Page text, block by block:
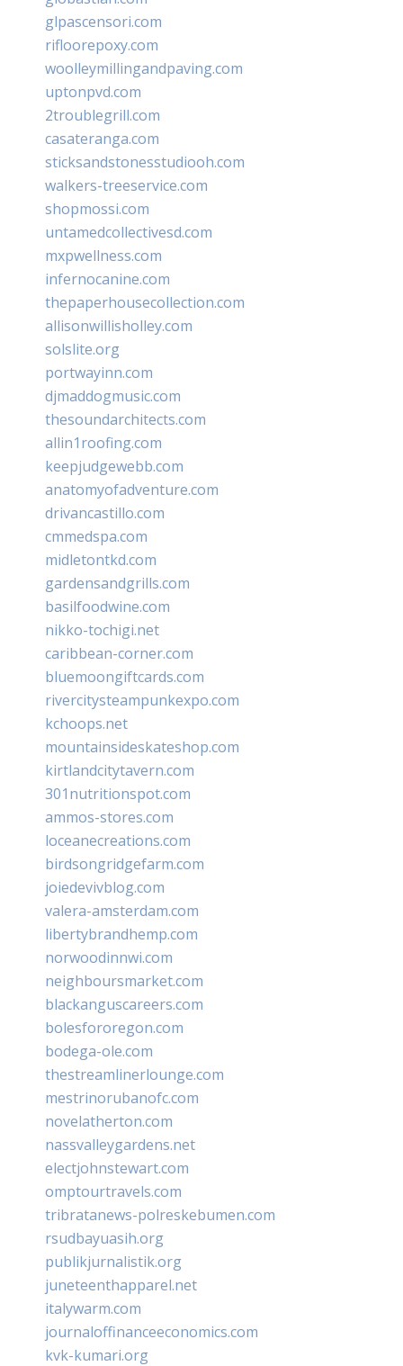
glpascensori.com
rifloorepoxy.com
woolleymillingandpaving.com
uptonpvd.com
2troublegrill.com
casateranga.com
sticksandstonesstudiooh.com
walkers-treeservice.com
shopmossi.com
untamedcollectivesd.com
mxpwellness.com
infernocanine.com
thepaperhousecollection.com
allisonwillisholley.com
solslite.org
portwayinn.com
djmaddogmusic.com
thesoundarchitects.com
allin1roofing.com
keepjudgewebb.com
anatomyofadventure.com
drivancastillo.com
cmmedspa.com
midletontkd.com
gardensandgrills.com
basilfoodwine.com
nikko-tochigi.net
caribbean-corner.com
bluemoongiftcards.com
rivercitysteampunkexpo.com
kchoops.net
mountainsideskateshop.com
kirtlandcitytavern.com
301nutritionspot.com
ammos-stores.com
loceanecreations.com
birdsongridgefarm.com
joiedevivblog.com
valera-amsterdam.com
libertybrandhemp.com
norwoodinnwi.com
neighboursmarket.com
blackanguscareers.com
bolesfororegon.com
bodega-ole.com
thestreamlinerlounge.com
mestrinorubanofc.com
novelatherton.com
nassvalleygardens.net
electjohnstewart.com
omptourtravels.com
tribratanews-polreskebumen.com
rsudbayuasih.org
publikjurnalistik.org
juneteenthapparel.net
italywarm.com
journaloffinanceeconomics.com
kvk-kumari.org